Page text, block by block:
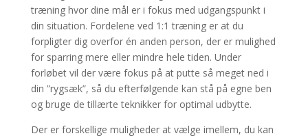
træning hvor dine mål er i fokus med udgangspunkt i
din situation. Fordelene ved 1:1 træning er at du
forpligter dig overfor én anden person, der er mulighed
for sparring mere eller mindre hele tiden. Under
forløbet vil der være fokus på at putte så meget ned i
din ”rygsæk”, så du efterfølgende kan stå på egne ben
og bruge de tillærte teknikker for optimal udbytte.
Der er forskellige muligheder at vælge imellem, du kan